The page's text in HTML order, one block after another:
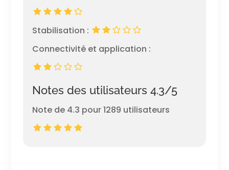
Stabilisation :
Connectivité et application :
Notes des utilisateurs 4.3/5
Note de 4.3 pour 1289 utilisateurs